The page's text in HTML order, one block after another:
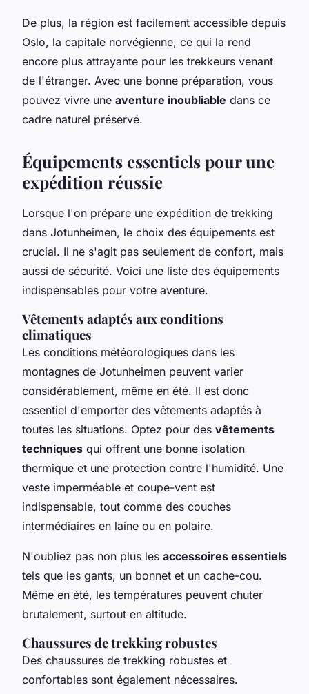
De plus, la région est facilement accessible depuis
Oslo, la capitale norvégienne, ce qui la rend
encore plus attrayante pour les trekkeurs venant
de l'étranger. Avec une bonne préparation, vous
pouvez vivre une aventure inoubliable dans ce
cadre naturel préservé.
Équipements essentiels pour une
expédition réussie
Lorsque l'on prépare une expédition de trekking
dans Jotunheimen, le choix des équipements est
crucial. Il ne s'agit pas seulement de confort, mais
aussi de sécurité. Voici une liste des équipements
indispensables pour votre aventure.
Vêtements adaptés aux conditions
climatiques
Les conditions météorologiques dans les
montagnes de Jotunheimen peuvent varier
considérablement, même en été. Il est donc
essentiel d'emporter des vêtements adaptés à
toutes les situations. Optez pour des vêtements
techniques qui offrent une bonne isolation
thermique et une protection contre l'humidité. Une
veste imperméable et coupe-vent est
indispensable, tout comme des couches
intermédiaires en laine ou en polaire.
N'oubliez pas non plus les accessoires essentiels
tels que les gants, un bonnet et un cache-cou.
Même en été, les températures peuvent chuter
brutalement, surtout en altitude.
Chaussures de trekking robustes
Des chaussures de trekking robustes et
confortables sont également nécessaires.